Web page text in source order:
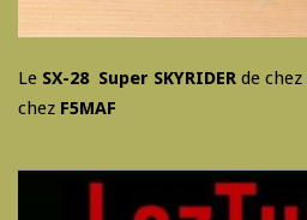
Le SX-28 Super SKYRIDER de chez
chez F5MAF